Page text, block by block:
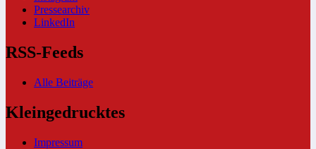
Pressearchiv
LinkedIn
RSS-Feeds
Alle Beiträge
Kleingedrucktes
Impressum